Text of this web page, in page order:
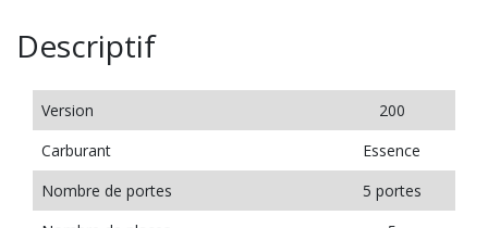
Descriptif
Version
200
Carburant
Essence
Nombre de portes
5 portes